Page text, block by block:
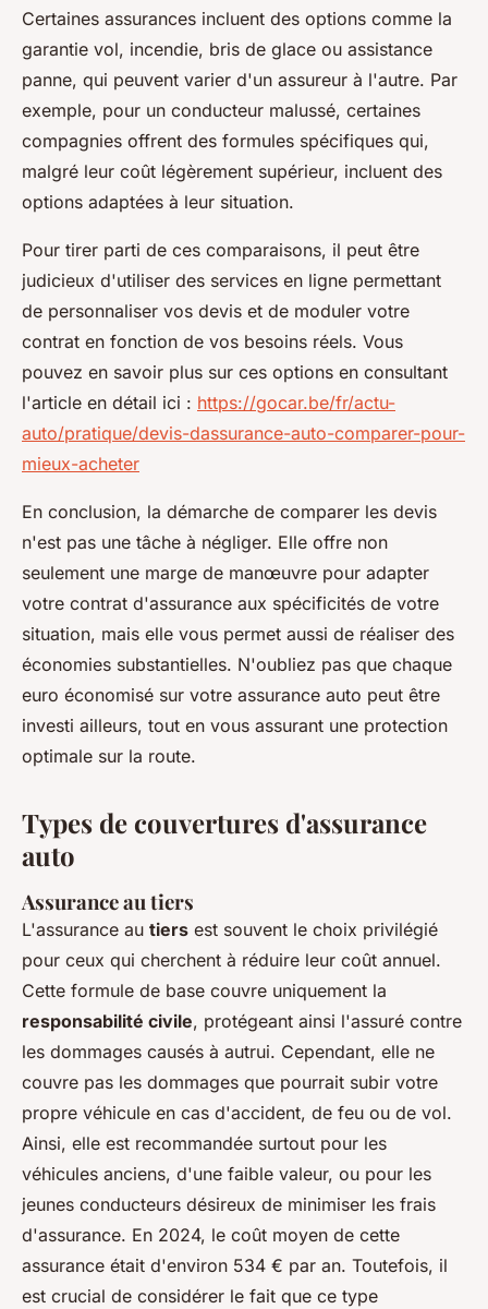
Certaines assurances incluent des options comme la
garantie vol, incendie, bris de glace ou assistance
panne, qui peuvent varier d'un assureur à l'autre. Par
exemple, pour un conducteur malussé, certaines
compagnies offrent des formules spécifiques qui,
malgré leur coût légèrement supérieur, incluent des
options adaptées à leur situation.
Pour tirer parti de ces comparaisons, il peut être
judicieux d'utiliser des services en ligne permettant
de personnaliser vos devis et de moduler votre
contrat en fonction de vos besoins réels. Vous
pouvez en savoir plus sur ces options en consultant
l'article en détail ici : https://gocar.be/fr/actu-
auto/pratique/devis-dassurance-auto-comparer-pour-
mieux-acheter
En conclusion, la démarche de comparer les devis
n'est pas une tâche à négliger. Elle offre non
seulement une marge de manœuvre pour adapter
votre contrat d'assurance aux spécificités de votre
situation, mais elle vous permet aussi de réaliser des
économies substantielles. N'oubliez pas que chaque
euro économisé sur votre assurance auto peut être
investi ailleurs, tout en vous assurant une protection
optimale sur la route.
Types de couvertures d'assurance
auto
Assurance au tiers
L'assurance au tiers est souvent le choix privilégié
pour ceux qui cherchent à réduire leur coût annuel.
Cette formule de base couvre uniquement la
responsabilité civile, protégeant ainsi l'assuré contre
les dommages causés à autrui. Cependant, elle ne
couvre pas les dommages que pourrait subir votre
propre véhicule en cas d'accident, de feu ou de vol.
Ainsi, elle est recommandée surtout pour les
véhicules anciens, d'une faible valeur, ou pour les
jeunes conducteurs désireux de minimiser les frais
d'assurance. En 2024, le coût moyen de cette
assurance était d'environ 534 € par an. Toutefois, il
est crucial de considérer le fait que ce type